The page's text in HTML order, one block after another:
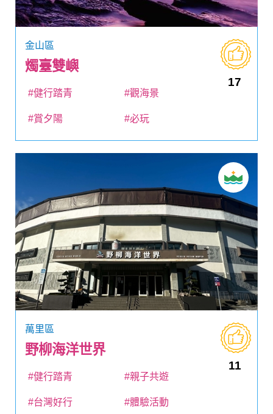
金山區
燭臺雙嶼
17
#健行踏青 #觀海景
#賞夕陽 #必玩
萬里區
野柳海洋世界
11
#健行踏青 #親子共遊
#台灣好行 #體驗活動